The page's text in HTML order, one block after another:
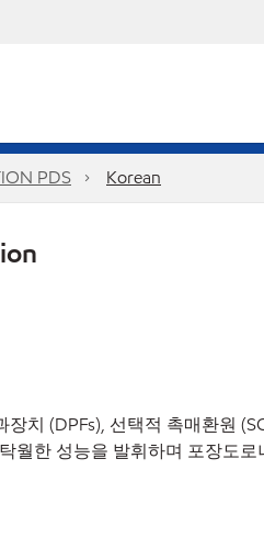
PDS Korean
장치 (DPFs), 선택적 촉매환원
탁월한 성능을 발휘하며 포장도로